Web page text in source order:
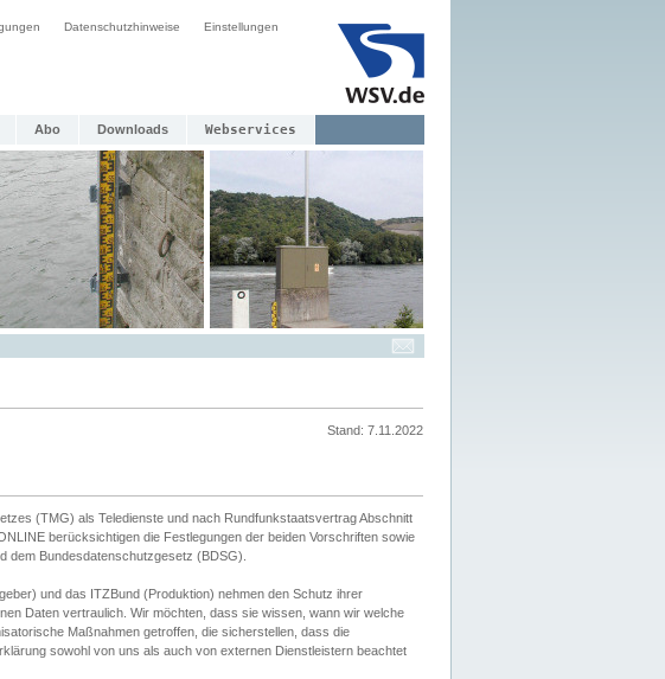
Datenschutzhinweise Einstellungen
Abo Downloads Webservices
Stand: 7.11.2022
(TMG) als Teledienste und nach Rundfunkstaatsvertrag Abschnitt
berücksichtigen die Festlegungen der beiden Vorschriften sowie
dem Bundesdatenschutzgesetz (BDSG).
und das ITZBund (Produktion) nehmen den Schutz ihrer
Daten vertraulich. Wir möchten, dass sie wissen, wann wir welche
Maßnahmen getroffen, die sicherstellen, dass die
sowohl von uns als auch von externen Dienstleistern beachtet